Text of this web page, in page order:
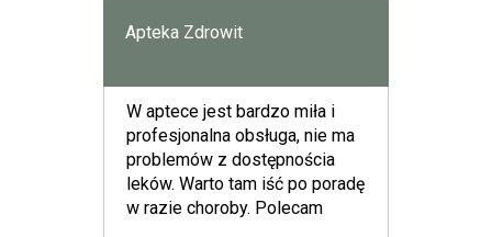
Apteka Zdrowit
W aptece jest bardzo miła i
profesjonalna obsługa, nie ma
problemów z dostępnościa
leków. Warto tam iść po poradę
w razie choroby. Polecam